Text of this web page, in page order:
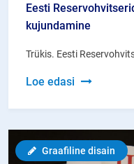
Eesti
kujundamine
Trükis. Eesti
Loe edasi
Eesti
kava
Graafiline disain